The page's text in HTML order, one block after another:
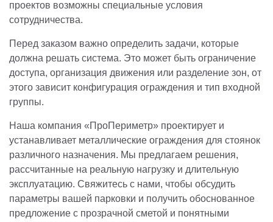
проектов возможны специальные условия
сотрудничества.
Перед заказом важно определить задачи, которые
должна решать система. Это может быть ограничение
доступа, организация движения или разделение зон, от
этого зависит конфигурация ограждения и тип входной
группы.
Наша компания «ПроПериметр» проектирует и
устанавливает металлические ограждения для стоянок
различного назначения. Мы предлагаем решения,
рассчитанные на реальную нагрузку и длительную
эксплуатацию. Свяжитесь с нами, чтобы обсудить
параметры вашей парковки и получить обоснованное
предложение с прозрачной сметой и понятными